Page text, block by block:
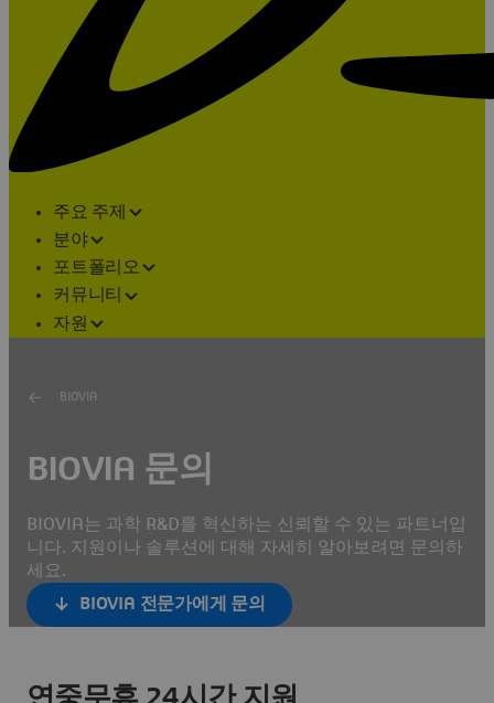
주요 주제
분야
포트폴리오
커뮤니티
자원
BIOVIA
BIOVIA 문의
BIOVIA는 과학 R&D를 혁신하는 신뢰할 수 있는 파트너입
니다. 지원이나 솔루션에 대해 자세히 알아보려면 문의하
세요.
BIOVIA 전문가에게 문의
연중무휴 24시간 지원